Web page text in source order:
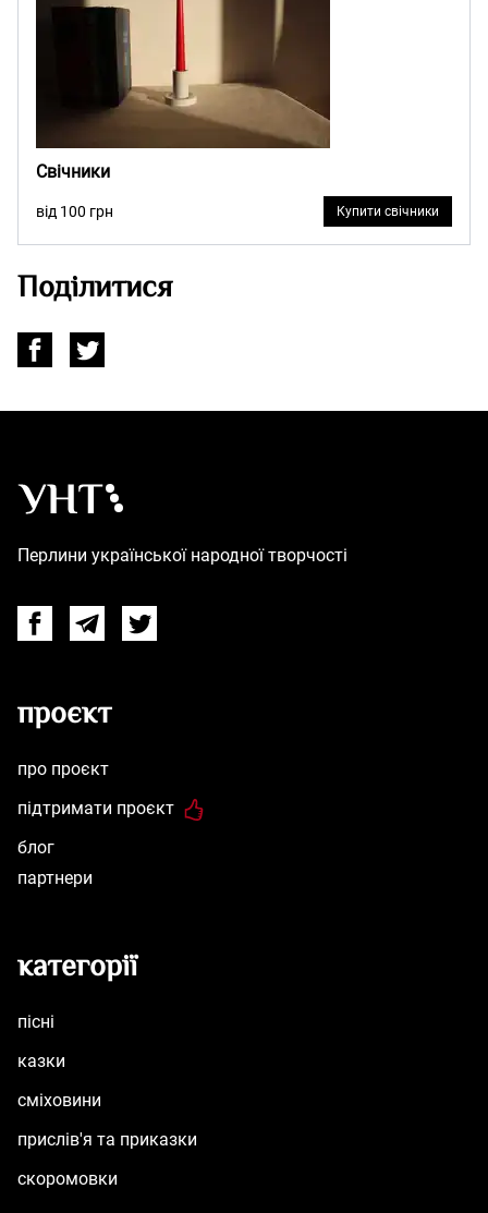
Свічники
від 100 грн Купити свічники
Поділитися
Перлини української народної творчості
FacebookTelegramTwitter
проєкт
про проєкт
підтримати проєкт
блог
партнери
категорії
пісні
казки
сміховини
прислів'я та приказки
скоромовки